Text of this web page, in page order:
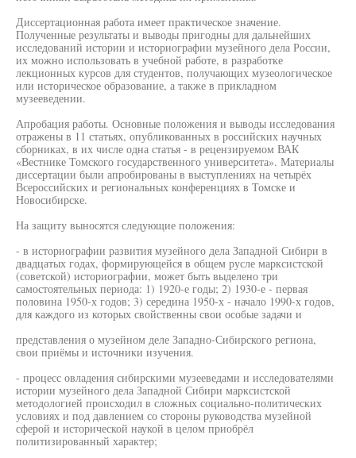
Диссертационная работа имеет практическое значение.
Полученные результаты и выводы пригодны для дальнейших
исследований истории и историографии музейного дела России,
их можно использовать в учебной работе, в разработке
лекционных курсов для студентов, получающих музеологическое
или историческое образование, а также в прикладном
музееведении.
Апробация работы. Основные положения и выводы исследования
отражены в 11 статьях, опубликованных в российских научных
сборниках, в их числе одна статья - в рецензируемом ВАК
«Вестнике Томского государственного университета». Материалы
диссертации были апробированы в выступлениях на четырёх
Всероссийских и региональных конференциях в Томске и
Новосибирске.
На защиту выносятся следующие положения:
- в историографии развития музейного дела Западной Сибири в
двадцатых годах, формирующейся в общем русле марксистской
(советской) историографии, может быть выделено три
самостоятельных периода: 1) 1920-е годы; 2) 1930-е - первая
половина 1950-х годов; 3) середина 1950-х - начало 1990-х годов,
для каждого из которых свойственны свои особые задачи и
представления о музейном деле Западно-Сибирского региона,
свои приёмы и источники изучения.
- процесс овладения сибирскими музееведами и исследователями
истории музейного дела Западной Сибири марксистской
методологией происходил в сложных социально-политических
условиях и под давлением со стороны руководства музейной
сферой и исторической наукой в целом приобрёл
политизированный характер;